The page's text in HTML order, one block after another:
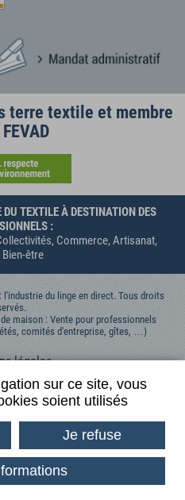
terre textile et membre
TEXTILE À DESTINATION DES
:
Commerce, Artisanat,
Bien-être
du linge en direct. Tous droits
maison : Vente pour professionnels
comités d'entreprise, gîtes, …)
légales
nous
de vente
d'Utilisation
sur ce site, vous
soient utilisés
Je refuse